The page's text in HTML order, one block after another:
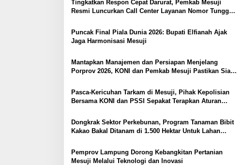
o
s
Tingkatkan Respon Cepat Darurat, Pemkab Mesuji
Resmi Luncurkan Call Center Layanan Nomor Tunggal
Puncak Final Piala Dunia 2026: Bupati Elfianah Ajak
Jaga Harmonisasi Mesuji
Mantapkan Manajemen dan Persiapan Menjelang
Porprov 2026, KONI dan Pemkab Mesuji Pastikan Siap
​Pasca-Kericuhan Tarkam di Mesuji, Pihak Kepolisian
Bersama KONI dan PSSI Sepakat Terapkan Aturan
Dongkrak Sektor Perkebunan, Program Tanaman Bibit
Kakao Bakal Ditanam di 1.500 Hektar Untuk Lahan
Pemprov Lampung Dorong Kebangkitan Pertanian
Mesuji Melalui Teknologi dan Inovasi